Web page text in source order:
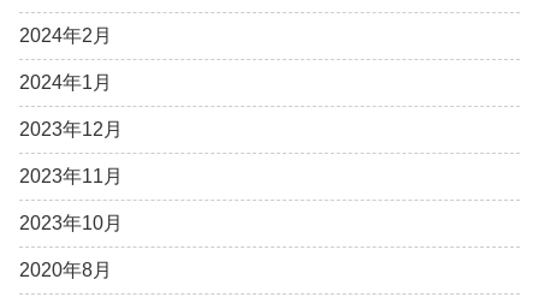
2024年2月
2024年1月
2023年12月
2023年11月
2023年10月
2020年8月